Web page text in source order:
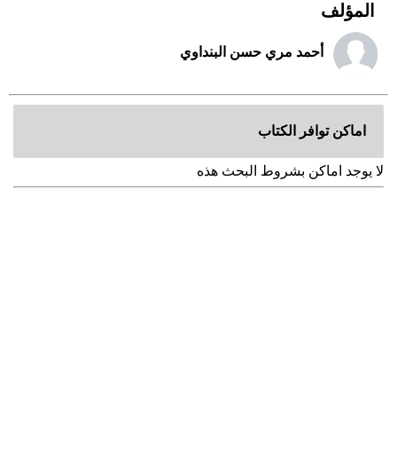
المؤلف
أحمد مري حسن البنداوي
اماكن توافر الكتاب
لا يوجد اماكن بشروط البحث هذه